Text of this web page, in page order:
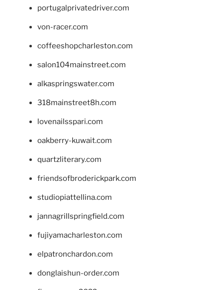
portugalprivatedriver.com
von-racer.com
coffeeshopcharleston.com
salon104mainstreet.com
alkaspringswater.com
318mainstreet8h.com
lovenailsspari.com
oakberry-kuwait.com
quartzliterary.com
friendsofbroderickpark.com
studiopiattellina.com
jannagrillspringfield.com
fujiyamacharleston.com
elpatronchardon.com
donglaishun-order.com